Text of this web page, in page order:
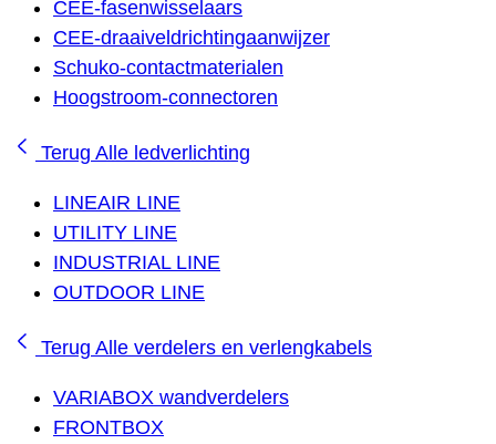
CEE-fasenwisselaars
CEE-draaiveldrichtingaanwijzer
Schuko-contactmaterialen
Hoogstroom-connectoren
Terug Alle ledverlichting
LINEAIR LINE
UTILITY LINE
INDUSTRIAL LINE
OUTDOOR LINE
Terug Alle verdelers en verlengkabels
VARIABOX wandverdelers
FRONTBOX